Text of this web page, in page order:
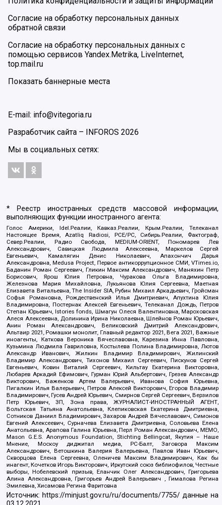
Согласие на обработку персональных данных
обратной связи
Согласие на обработку персональных данных с
помощью сервисов Yandex.Metrika, LiveInternet,
top.mail.ru
Показать баннерные места
E-mail: info@vitegoria.ru
Разработчик сайта – INFOROS 2026
Мы в социальных сетях:
* Реестр иностранных средств массовой информации,
выполняющих функции иностранного агента:
Голос Америки, Idel.Реалии, Кавказ.Реалии, Крым.Реалии, Телеканал
Настоящее Время, Azatliq Radiosi, PCE/PC, Сибирь.Реалии, Фактограф,
Север.Реалии, Радио Свобода, MEDIUM-ORIENT, Пономарев Лев
Александрович, Савицкая Людмила Алексеевна, Маркелов Сергей
Евгеньевич, Камалягин Денис Николаевич, Апахончич Дарья
Александровна, Medusa Project, Первое антикоррупционное СМИ, VTimes.io,
Баданин Роман Сергеевич, Гликин Максим Александрович, Маняхин Петр
Борисович, Ярош Юлия Петровна, Чуракова Ольга Владимировна,
Железнова Мария Михайловна, Лукьянова Юлия Сергеевна, Маетная
Елизавета Витальевна, The Insider SIA, Рубин Михаил Аркадьевич, Гройсман
Софья Романовна, Рождественский Илья Дмитриевич, Апухтина Юлия
Владимировна, Постернак Алексей Евгеньевич, Телеканал Дождь, Петров
Степан Юрьевич, Istories fonds, Шмагун Олеся Валентиновна, Мароховская
Алеся Алексеевна, Долинина Ирина Николаевна, Шлейнов Роман Юрьевич,
Анин Роман Александрович, Великовский Дмитрий Александрович,
Альтаир 2021, Ромашки монолит, Главный редактор 2021, Вега 2021, Важные
иноагенты, Каткова Вероника Вячеславовна, Карезина Инна Павловна,
Кузьмина Людмила Гавриловна, Костылева Полина Владимировна, Лютов
Александр Иванович, Жилкин Владимир Владимирович, Жилинский
Владимир Александрович, Тихонов Михаил Сергеевич, Пискунов Сергей
Евгеньевич, Ковин Виталий Сергеевич, Кильтау Екатерина Викторовна,
Любарев Аркадий Ефимович, Гурман Юрий Альбертович, Грезев Александр
Викторович, Важенков Артем Валерьевич, Иванова София Юрьевна,
Пигалкин Илья Валерьевич, Петров Алексей Викторович, Егоров Владимир
Владимирович, Гусев Андрей Юрьевич, Смирнов Сергей Сергеевич, Верзилов
Петр Юрьевич, ЗП, Зона права, ЖУРНАЛИСТ-ИНОСТРАННЫЙ АГЕНТ,
Вольтская Татьяна Анатольевна, Клепиковская Екатерина Дмитриевна,
Сотников Даниил Владимирович, Захаров Андрей Вячеславович, Симонов
Евгений Алексеевич, Сурначева Елизавета Дмитриевна, Соловьева Елена
Анатольевна, Арапова Галина Юрьевна, Перл Роман Александрович, МЕМО,
Mason G.E.S. Anonymous Foundation, Stichting Bellingcat, Якутия – Наше
Мнение, Москоу диджитал медиа, РС-Балт, Заговора Максим
Александрович, Ветошкина Валерия Валерьевна, Павлов Иван Юрьевич,
Скворцова Елена Сергеевна, Оленичев Максим Владимирович, Как бы
инагент, Кочетков Игорь Викторович, Иркутский союз библиофилов, Честные
выборы, Нобелевский призыв, Еланчик Олег Александрович, Григорьева
Алина Александровна, Григорьев Андрей Валерьевич , Гималова Регина
Эмилевна, Хисамова Регина Фаритовна
Источник:https://minjust.gov.ru/ru/documents/7755/ данные на